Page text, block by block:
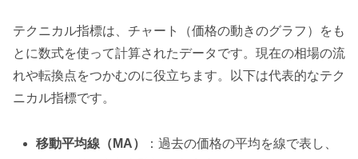
テクニカル指標は、チャート（価格の動きのグラフ）をも
とに数式を使って計算されたデータです。現在の相場の流
れや転換点をつかむのに役立ちます。以下は代表的なテク
ニカル指標です。
移動平均線（MA）
：過去の価格の平均を線で表し、